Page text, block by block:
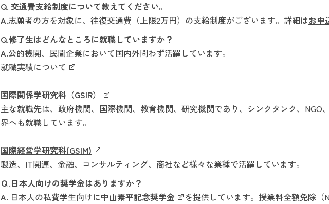
Q. 交通費支給制度について教えてください。
A.志願者の方を対象に、往復交通費（上限2万円）の支給制度がございます。詳細はお申
Q.修了生はどんなところに就職していますか？
A.公的機関、民間企業において国内外問わず活躍しています。
就職実績について
国際関係学研究科（GSIR）
主な就職先は、政府機関、国際機関、教育機関、研究機関であり、シンクタンク、
界へも就職しています。
国際経営学研究科(GSIM)
製造、IT関連、金融、コンサルティング、商社など様々な業種で活躍しています。
Ｑ.日本人向けの奨学金はありますか？
A. 日本人の私費学生向けに中山素平記念奨学金
を提供しています。授業料全額免除（